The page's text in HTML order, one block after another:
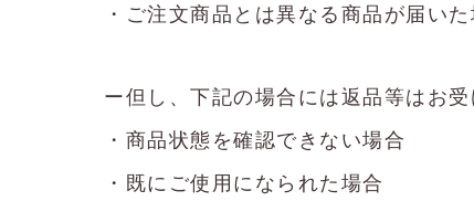
・ご注文商品とは異なる商品が届いた
ー但し、下記の場合には返品等はお受
・商品状態を確認できない場合
・既にご使用になられた場合